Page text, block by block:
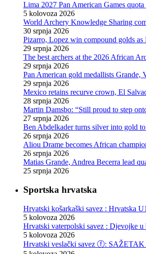
Lima 2027 Pan American Games
5 kolovoza 2026
World Archery Knowledge Sharing
30 srpnja 2026
Pizarro, Lopez win compound golds
29 srpnja 2026
The best archers at the 2026 African
29 srpnja 2026
Pan American gold medallists Grande,
29 srpnja 2026
Mexico retains recurve crown, El
28 srpnja 2026
Martin Damsbo: “Still proud to step
27 srpnja 2026
Ben Abdelkader turns silver into gold
26 srpnja 2026
Aliou Drame becomes African
26 srpnja 2026
Matias Grande, Andrea Becerra lead
25 srpnja 2026
Sportska hrvatska
Hrvatski košarkaški savez : Hrvatska
5 kolovoza 2026
Hrvatski vaterpolski savez : Djevojke u
5 kolovoza 2026
Hrvatski veslački savez ⓕ: